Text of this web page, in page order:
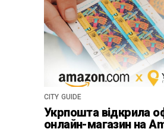
CITY GUIDE
Укрпошта відкрила
онлайн-магазин на